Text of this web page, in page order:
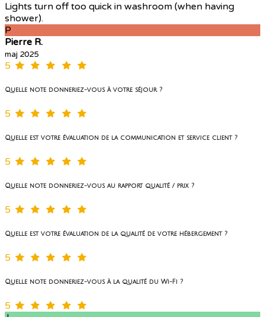
Lights turn off too quick in washroom (when having
shower).
P
Pierre R.
maj 2025
5
Quelle note donneriez-vous à votre séjour ?
5
Quelle est votre évaluation de la communication et service client ?
5
Quelle note donneriez-vous au rapport qualité / prix ?
5
Quelle est votre évaluation de la qualité de votre hébergement ?
5
Quelle note donneriez-vous à la qualité du Wi-Fi ?
5